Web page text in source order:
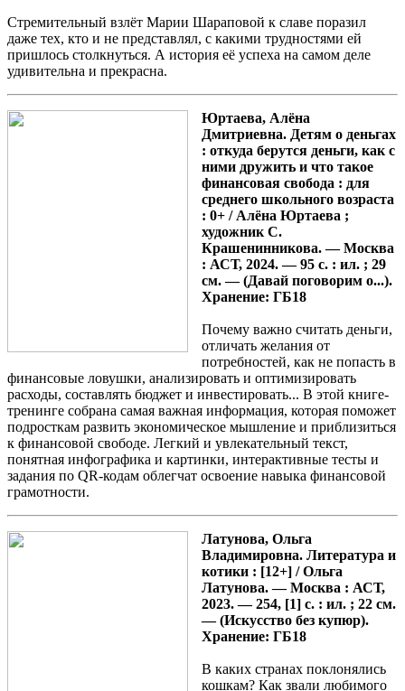
Стремительный взлёт Марии Шараповой к славе поразил
даже тех, кто и не представлял, с какими трудностями ей
пришлось столкнуться. А история её успеха на самом деле
удивительна и прекрасна.
Юртаева, Алёна
Дмитриевна. Детям о деньгах
: откуда берутся деньги, как с
ними дружить и что такое
финансовая свобода : для
среднего школьного возраста
: 0+ / Алёна Юртаева ;
художник С.
Крашенинникова. — Москва
: АСТ, 2024. — 95 с. : ил. ; 29
см. — (Давай поговорим о...).
Хранение: ГБ18
Почему важно считать деньги,
отличать желания от
потребностей, как не попасть в
финансовые ловушки, анализировать и оптимизировать
расходы, составлять бюджет и инвестировать... В этой книге-
тренинге собрана самая важная информация, которая поможет
подросткам развить экономическое мышление и приблизиться
к финансовой свободе. Легкий и увлекательный текст,
понятная инфографика и картинки, интерактивные тесты и
задания по QR-кодам облегчат освоение навыка финансовой
грамотности.
Латунова, Ольга
Владимировна. Литература и
котики : [12+] / Ольга
Латунова. — Москва : АСТ,
2023. — 254, [1] с. : ил. ; 22 см.
— (Искусство без купюр).
Хранение: ГБ18
В каких странах поклонялись
кошкам? Как звали любимого